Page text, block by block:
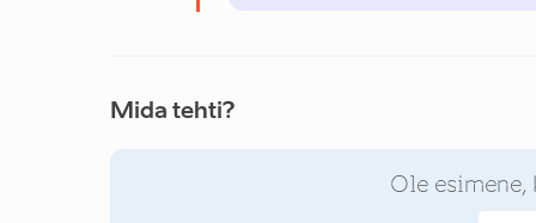
Mida tehti?
Ole esimene,